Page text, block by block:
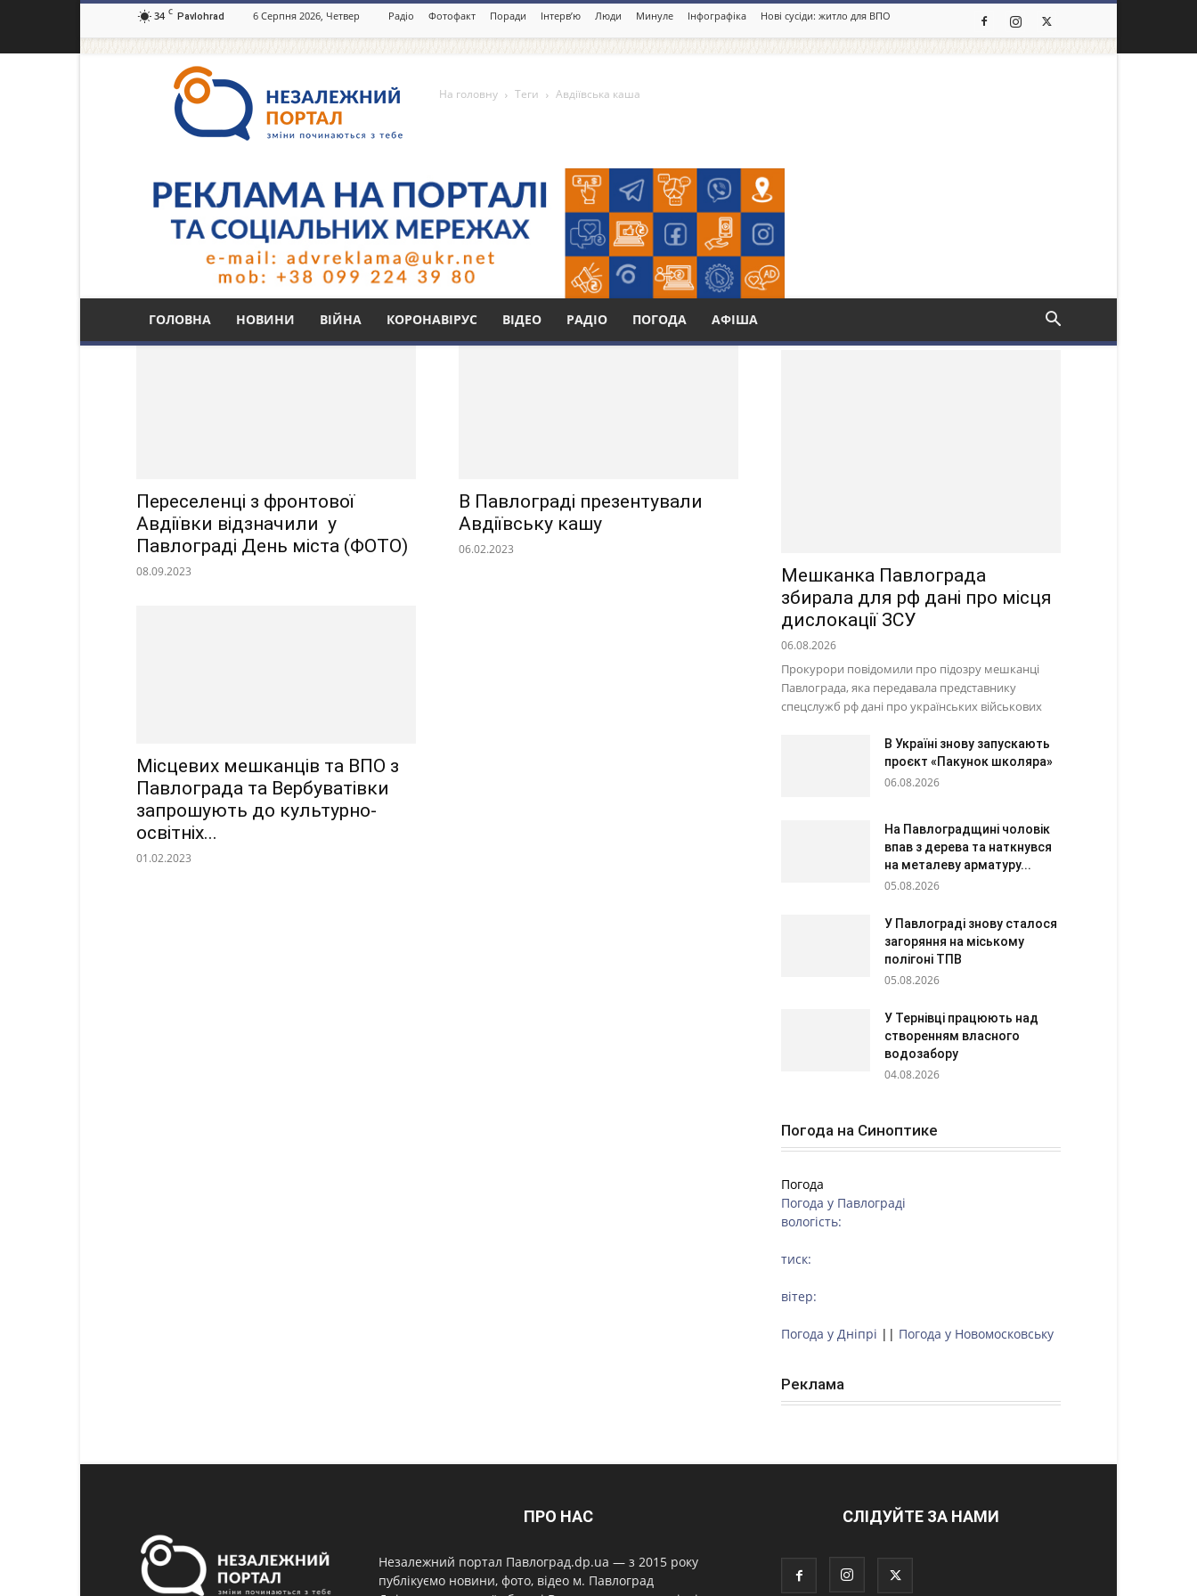
34 C Pavlohrad 6 Серпня 2026, Четвер Радіо Фотофакт Поради Інтерв’ю Люди Минуле Інфографіка Нові сусіди: житло для ВПО
портал
Павлоград.dp.ua
ГОЛОВНА НОВИНИ ВІЙНА КОРОНАВІРУС ВІДЕО РАДІО ПОГОДА АФІША
На головну Теги Авдіївська каша
Тег: Авдіївська каша
Переселенці з фронтової
Авдіївки відзначили у
Павлограді День міста (ФОТО)
08.09.2023
В Павлограді презентували
Авдіївську кашу
06.02.2023
Місцевих мешканців та ВПО з
Павлограда та Вербуватівки
запрошують до культурно-
освітніх...
01.02.2023
Мешканка Павлограда
збирала для рф дані про місця
дислокації ЗСУ
06.08.2026
Прокурори повідомили про підозру мешканці
Павлограда, яка передавала представнику
спецслужб рф дані про українських військових
В Україні знову запускають
проєкт «Пакунок школяра»
06.08.2026
На Павлоградщині чоловік
впав з дерева та наткнувся
на металеву арматуру...
05.08.2026
У Павлограді знову сталося
загоряння на міському
полігоні ТПВ
05.08.2026
У Тернівці працюють над
створенням власного
водозабору
04.08.2026
Погода на Синоптике
Погода
Погода у Павлограді
вологість:
тиск:
вітер:
Погода у Дніпрі || Погода у Новомосковську
Реклама
ПРО НАС
Незалежний портал Павлоград.dp.ua — з 2015 року
публікуємо новини, фото, відео м. Павлоград
СЛІДУЙТЕ ЗА НАМИ